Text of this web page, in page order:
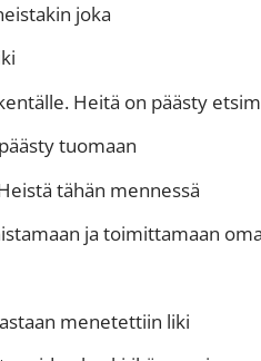
joka
Heitä on päästy
tuomaan
tähän mennessä
ja toimittamaan
menetettiin liki